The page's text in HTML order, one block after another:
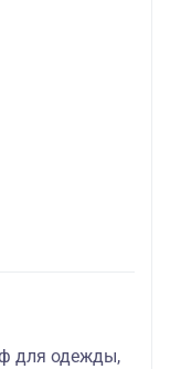
для одежды,